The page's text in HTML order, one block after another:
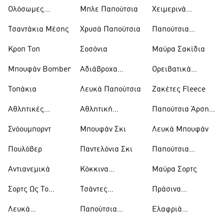
Ολόσωμες
Τσαντάκια Μέσης
Κροπ Τοπ
Μπουφάν Bomber
Τοπάκια
Αθλητικές
Σνόουμπορντ
Πουλόβερ
Αντιανεμικά
Σορτς Ως Το
Λευκά
Μπλε Παπούτσια
Χρυσά Παπούτσια
Σοσόνια
Αδιάβροχα
Λευκά Παπούτσια
Αθλητική
Μπουφάν Σκι
Παντελόνια Σκι
Κόκκινα
Τσάντες
Παπούτσια
Χειμερινά
Παπούτσια
Μαύρα Σακίδια
Ορειβατικά
Ζακέτες Fleece
Παπούτσια Άρσης
Λευκά Μπουφάν
Παπούτσια
Μαύρα Σορτς
Πράσινα
Ελαφριά